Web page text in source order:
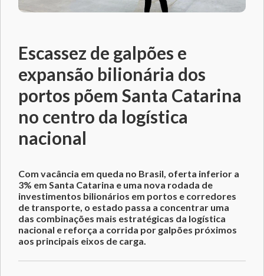
Escassez de galpões e
expansão bilionária dos
portos põem Santa Catarina
no centro da logística
nacional
Com vacância em queda no Brasil, oferta inferior a
3% em Santa Catarina e uma nova rodada de
investimentos bilionários em portos e corredores
de transporte, o estado passa a concentrar uma
das combinações mais estratégicas da logística
nacional e reforça a corrida por galpões próximos
aos principais eixos de carga.